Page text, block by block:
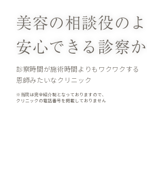
美容の相談役の
安心できる診察
診察時間が施術時間よりもワクワクする
恩師みたいなクリニック
※当院は完全紹介制となっておりますので、
クリニックの電話番号を掲載しておりません